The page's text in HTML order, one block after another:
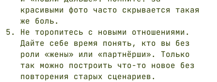
красивыми фото часто скрывается такая
же боль.
Не торопитесь с новыми отношениями.
Дайте себе время понять, кто вы без
роли «жены» или «партнёрши». Только
так можно построить что-то новое без
повторения старых сценариев.
INSTAGRAM
РАЗРАБОТКА САЙТА — LUBIDESIGN
© Elena Kaygorodova 2025